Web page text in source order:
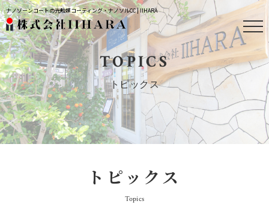
ナノゾーンコートの光触媒コーティング・ナノソルCC | IIHARA
TOPICS
トピックス
トピックス
Topics